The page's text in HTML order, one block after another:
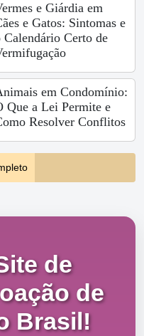
e Giárdia em
e Gatos: Sintomas e
Calendário Certo de
em Condomínio:
Que a Lei Permite e
Resolver Conflitos
de
de
Brasil!